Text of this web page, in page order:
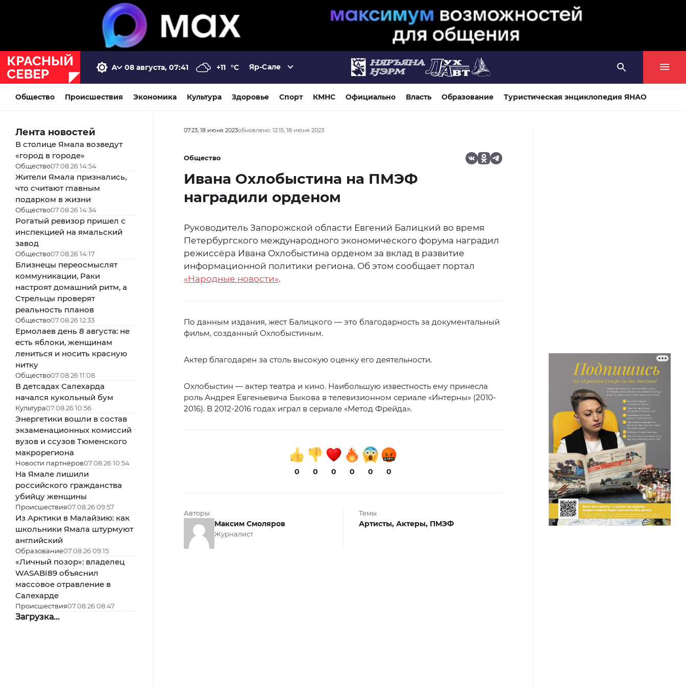
08 августа, 07:41 +11 °C Яр-Сале
Общество Происшествия Экономика Культура Здоровье Спорт КМНС Официально Власть Образование Туристическая энциклопедия ЯНАО
Лента новостей
В столице Ямала возведут
«город в городе»
Общество07.08.26 14:54
Жители Ямала признались,
что считают главным
подарком в жизни
Общество07.08.26 14:34
Рогатый ревизор пришел с
инспекцией на ямальский
завод
Общество07.08.26 14:17
Близнецы переосмыслят
коммуникации, Раки
настроят домашний ритм, а
Стрельцы проверят
реальность планов
Общество07.08.26 12:33
Ермолаев день 8 августа: не
есть яблоки, женщинам
лениться и носить красную
нитку
Общество07.08.26 11:08
В детсадах Салехарда
начался кукольный бум
Культура07.08.26 10:56
Энергетики вошли в состав
экзаменационных комиссий
вузов и ссузов Тюменского
макрорегиона
Новости партнёров07.08.26 10:54
На Ямале лишили
российского гражданства
убийцу женщины
Происшествия07.08.26 09:57
Из Арктики в Малайзию: как
школьники Ямала штурмуют
английский
Образование07.08.26 09:15
«Личный позор»: владелец
WASABI89 объяснил
массовое отравление в
Салехарде
Происшествия07.08.26 08:47
Загрузка...
07:23, 18 июня 2023обновлено: 12:15, 18 июня 2023
Общество
Ивана Охлобыстина на ПМЭФ
наградили орденом
Руководитель Запорожской области Евгений Балицкий во время
Петербургского международного экономического форума наградил
режиссёра Ивана Охлобыстина орденом за вклад в развитие
информационной политики региона. Об этом сообщает портал
«Народные новости».
По данным издания, жест Балицкого — это благодарность за документальный
фильм, созданный Охлобыстиным.
Актер благодарен за столь высокую оценку его деятельности.
Охлобыстин — актер театра и кино. Наибольшую известность ему принесла
роль Андрея Евгеньевича Быкова в телевизионном сериале «Интерны» (2010-
2016). В 2012-2016 годах играл в сериале «Метод Фрейда».
0 0 0 0 0 0
Авторы
Максим Смоляров
Журналист
Темы
Артисты, Актеры, ПМЭФ